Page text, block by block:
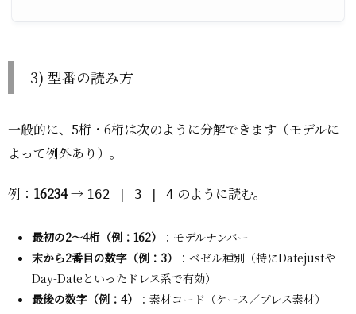
3) 型番の読み方
一般的に、5桁・6桁は次のように分解できます（モデルに
よって例外あり）。
例： 16234→ 162 | 3 | 4 のように読む。
最初の2〜4桁（例：162）
：モデルナンバー
末から2番目の数字（例：3）
：ベゼル種別（特にDatejustや
Day-Dateといったドレス系で有効）
最後の数字（例：4）
：素材コード（ケース／ブレス素材）